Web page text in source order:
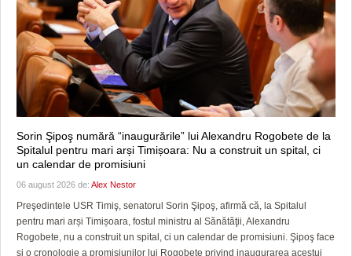
Sorin Şipoş numără “inaugurările” lui Alexandru Rogobete de la
Spitalul pentru mari arși Timișoara: Nu a construit un spital, ci
un calendar de promisiuni
06 august 2026 de: Alex Nestor
Preşedintele USR Timiş, senatorul Sorin Şipoş, afirmă că, la Spitalul
pentru mari arși Timișoara, fostul ministru al Sănătăţii, Alexandru
Rogobete, nu a construit un spital, ci un calendar de promisiuni. Şipoş face
şi o cronologie a promisiunilor lui Rogobete privind inaugurarea acestui